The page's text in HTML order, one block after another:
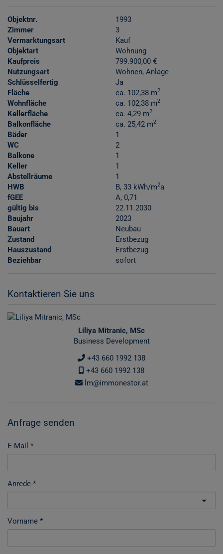
Objektnr.
1993
Zimmer
3
Vermarktungsart
Kauf
Objektart
Wohnung
Kaufpreis
799.900,00 €
Nutzungsart
Wohnen Anlage
Schlüsselfertig
Ja
Fläche
ca. 102,38 m2
Wohnfläche ca. 102,38 m2
Kellerfläche ca. 4,29 m2
Balkonfläche ca. 25,42 m2
Bäder
1
WC
2
Balkone
1
Keller
1
Abstellräume
1
HWB
B, 33 kWh/m2a
fGEE
A, 0,71
gültig bis
22.11.2030
Baujahr
2023
Bauart
Neubau
Zustand
Erstbezug
Hauszustand
Erstbezug
Beziehbar
sofort
Kontaktieren Sie uns
Liliya Mitranic, MSc
Business Development
+43 660 1992 138
+43 660 1992 138
lm@immonestor.at
Anfrage senden
E-Mail
Anrede
Vorname